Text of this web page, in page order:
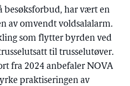
har vært en
av omvendt voldsalalarm.
som flytter byrden ved
til trusselutøver.
fra 2024 anbefaler NOVA
praktiseringen av